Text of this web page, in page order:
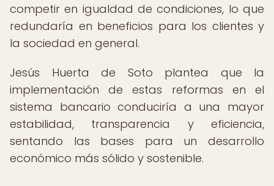
competir en igualdad de condiciones, lo que
redundaría en beneficios para los clientes y
la sociedad en general.
Jesús Huerta de Soto plantea que la
implementación de estas reformas en el
sistema bancario conduciría a una mayor
estabilidad, transparencia y eficiencia,
sentando las bases para un desarrollo
económico más sólido y sostenible.